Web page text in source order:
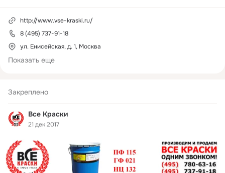
Закреплено
Все Краски
21 дек 2017
Наша основная задача - обеспечение лакокрасочной
продукцией основных отраслей промышленности, таких как
нефтегазовый и оборонно-промышленный комплекс.
http://www.vse-kraski.ru/
8 (495) 737-91-18
ул. Енисейская, д. 1, Москва
Показать еще